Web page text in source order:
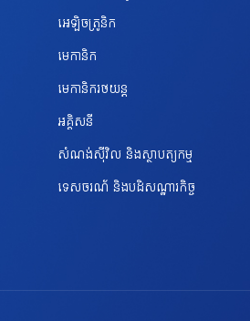
អេឡិចត្រូនិក
មេកានិក
មេកានិករថយន្ត
អគ្គិសនី
សំណង់ស៊ីវិល និងស្ថាបត្យកម្ម
ទេសចរណ័ និងបដិសណ្ឋារកិច្ច